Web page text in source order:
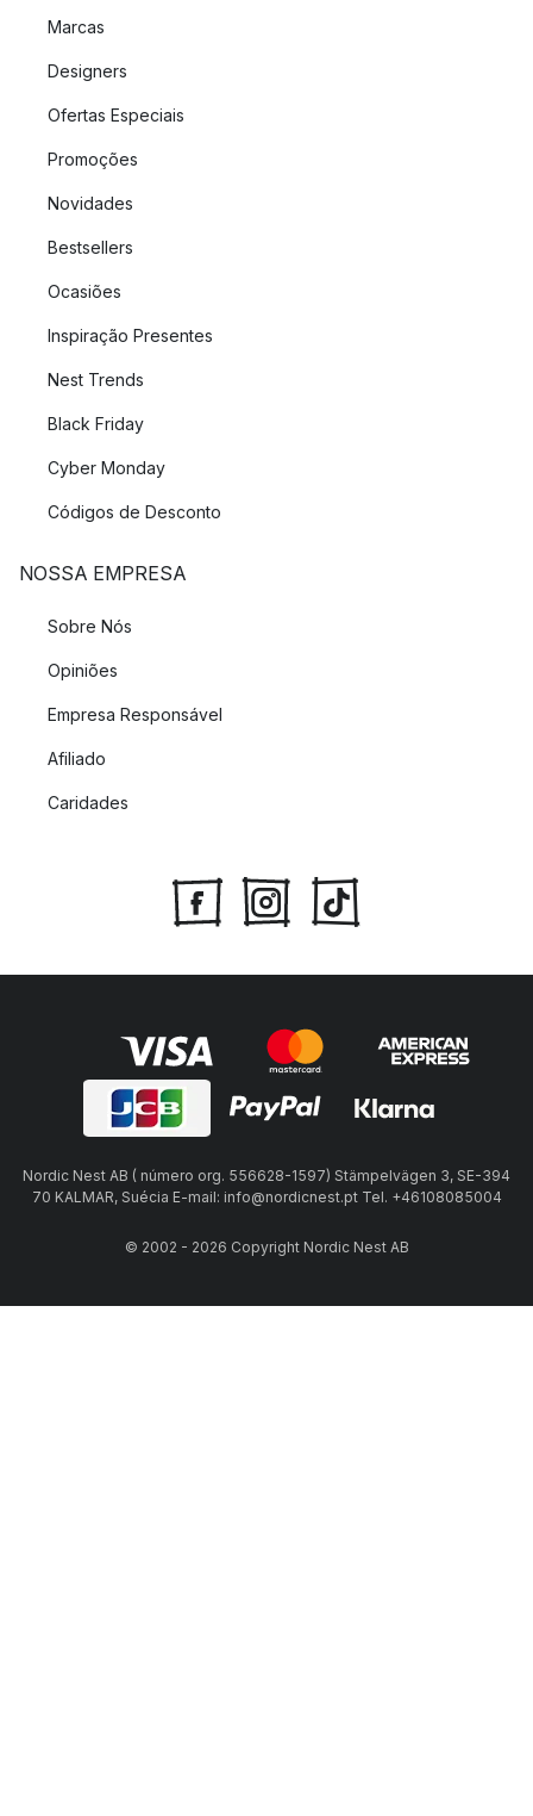
Marcas
Designers
Ofertas Especiais
Promoções
Novidades
Bestsellers
Ocasiões
Inspiração Presentes
Nest Trends
Black Friday
Cyber Monday
Códigos de Desconto
NOSSA EMPRESA
Sobre Nós
Opiniões
Empresa Responsável
Afiliado
Caridades
Nordic Nest AB ( número org. 556628-1597) Stämpelvägen 3, SE-394
70 KALMAR, Suécia E-mail: info@nordicnest.pt Tel. +46108085004
© 2002 - 2026 Copyright Nordic Nest AB